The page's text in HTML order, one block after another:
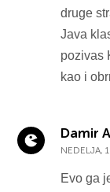
druge
Java
pozivas
kao i
Damir
NEDELJA,
Evo ga